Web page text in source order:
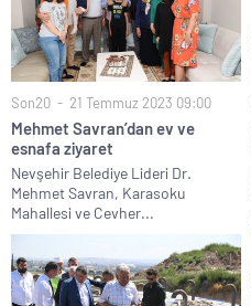
Son20 21 Temmuz 2023 09:00
Mehmet Savran’dan ev ve
esnafa ziyaret
Nevşehir Belediye Lideri Dr.
Mehmet Savran, Karasoku
Mahallesi ve Cevher...